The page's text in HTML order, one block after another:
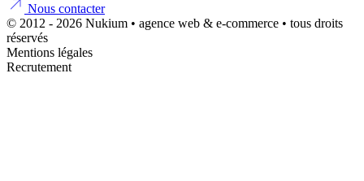
Nous contacter
© 2012 - 2026 Nukium • agence web & e-commerce • tous droits
réservés
Mentions légales
Recrutement